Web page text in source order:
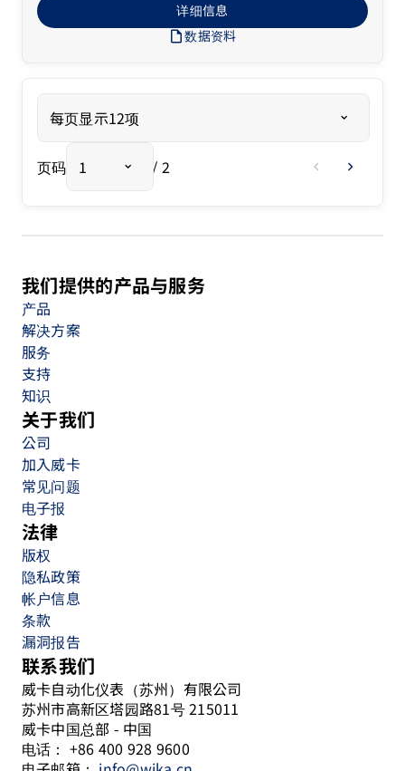
draft数据资料
详细信息
每页显示12项
页码 1 / 2 chevron_left chevron_right
我们提供的产品与服务
产品
解决方案
服务
支持
知识
关于我们
公司
加入威卡
常见问题
电子报
法律
版权
隐私政策
帐户信息
条款
漏洞报告
联系我们
威卡自动化仪表（苏州）有限公司
苏州市高新区塔园路81号 215011
威卡中国总部 - 中国
电话： +86 400 928 9600